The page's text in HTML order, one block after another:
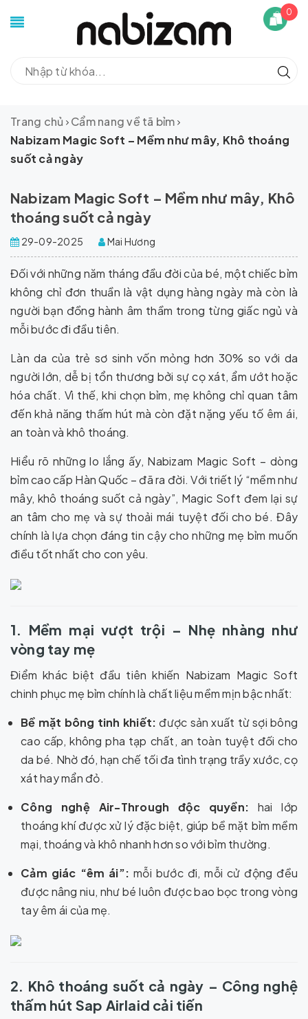
0
Trang chủ
Cẩm nang về tã bỉm
Nabizam Magic Soft – Mềm như mây, Khô thoáng
suốt cả ngày
Nabizam Magic Soft – Mềm như mây, Khô
thoáng suốt cả ngày
29-09-2025 Mai Hương
Đối với những năm tháng đầu đời của bé, một chiếc bỉm
không chỉ đơn thuần là vật dụng hàng ngày mà còn là
người bạn đồng hành âm thầm trong từng giấc ngủ và
mỗi bước đi đầu tiên.
Làn da của trẻ sơ sinh vốn mỏng hơn 30% so với da
người lớn, dễ bị tổn thương bởi sự cọ xát, ẩm ướt hoặc
hóa chất. Vì thế, khi chọn bỉm, mẹ không chỉ quan tâm
đến khả năng thấm hút mà còn đặt nặng yếu tố êm ái,
an toàn và khô thoáng.
Hiểu rõ những lo lắng ấy, Nabizam Magic Soft – dòng
bỉm cao cấp Hàn Quốc – đã ra đời. Với triết lý “mềm như
mây, khô thoáng suốt cả ngày”, Magic Soft đem lại sự
an tâm cho mẹ và sự thoải mái tuyệt đối cho bé. Đây
chính là lựa chọn đáng tin cậy cho những mẹ bỉm muốn
điều tốt nhất cho con yêu.
1. Mềm mại vượt trội – Nhẹ nhàng như
vòng tay mẹ
Điểm khác biệt đầu tiên khiến Nabizam Magic Soft
chinh phục mẹ bỉm chính là chất liệu mềm mịn bậc nhất:
Bề mặt bông tinh khiết: được sản xuất từ sợi bông
cao cấp, không pha tạp chất, an toàn tuyệt đối cho
da bé. Nhờ đó, hạn chế tối đa tình trạng trầy xước, cọ
xát hay mẩn đỏ.
Công nghệ Air-Through độc quyền: hai lớp
thoáng khí được xử lý đặc biệt, giúp bề mặt bỉm mềm
mại, thoáng và khô nhanh hơn so với bỉm thường.
Cảm giác “êm ái”: mỗi bước đi, mỗi cử động đều
được nâng niu, như bé luôn được bao bọc trong vòng
tay êm ái của mẹ.
2. Khô thoáng suốt cả ngày – Công nghệ
thấm hút Sap Airlaid cải tiến